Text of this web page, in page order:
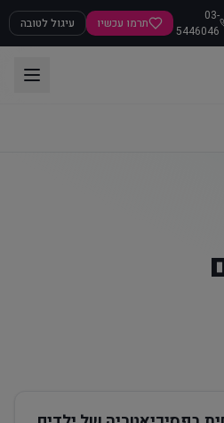
03-
5446046
תרמו עכשיו עיגול לטובה